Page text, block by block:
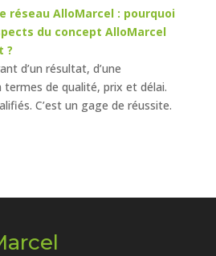
réseau AlloMarcel : pourquoi
du concept AlloMarcel
?
d’un résultat, d’une
de qualité, prix et délai.
C’est un gage de réussite.